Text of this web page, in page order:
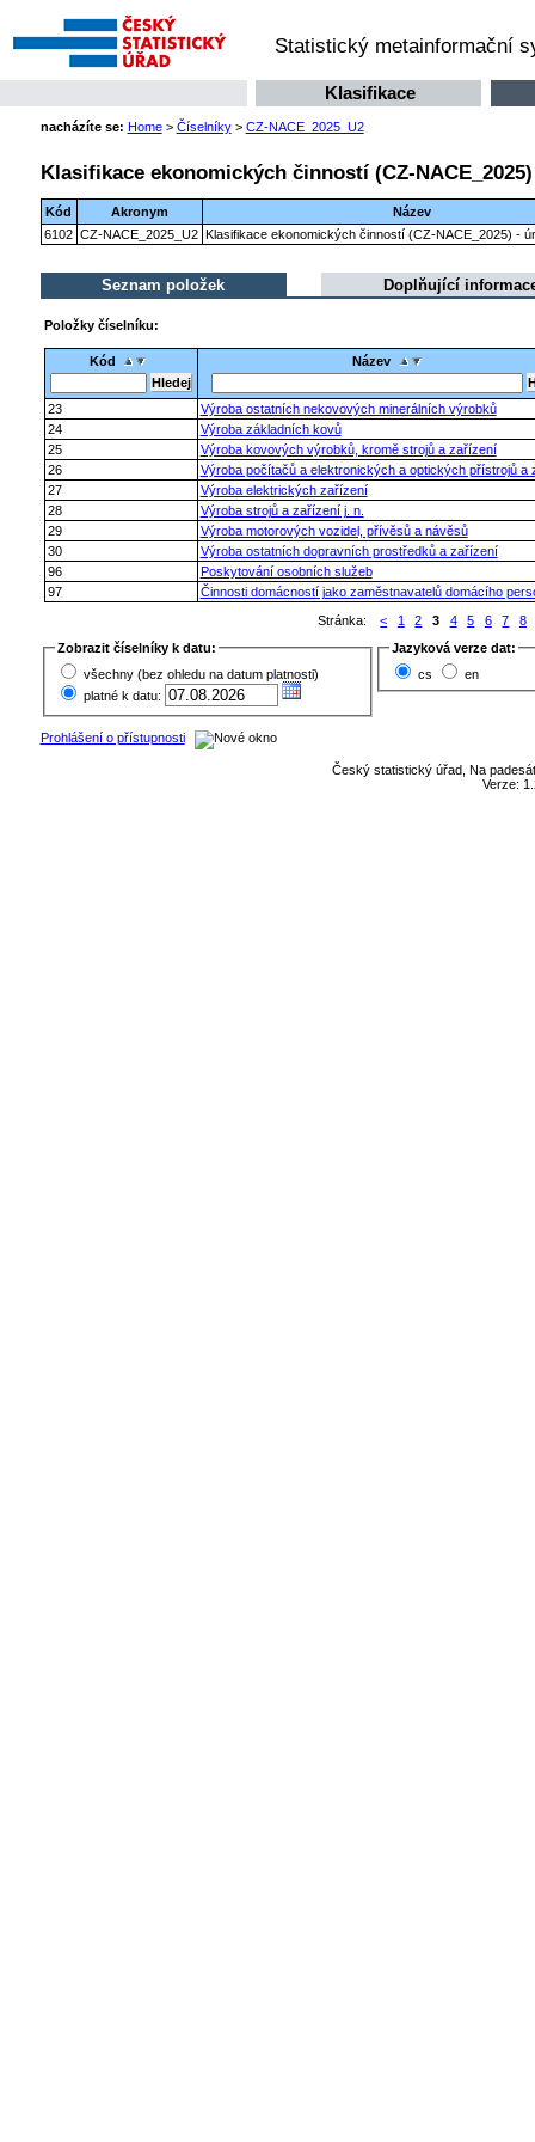
Statistický metainformační
Klasifikace
nacházíte se: Home> Číselníky> CZ-NACE_2025_U2
Klasifikace ekonomických činností (CZ-
Kód Akronym
Název
6102 CZ-NACE_2025_U2 Klasifikace ekonomických činností (CZ-NACE_2025) -
Seznam položek Doplňující
Položky číselníku:
Kód Název
23
Výroba ostatních nekovových minerálních výrobků
24
Výroba základních kovů
25
Výroba kovových výrobků, kromě strojů a zařízení
26
Výroba počítačů a elektronických a optických přístrojů a
27
Výroba elektrických zařízení
28
Výroba strojů a zařízení j. n.
29
Výroba motorových vozidel, přívěsů a návěsů
30
Výroba ostatních dopravních prostředků a zařízení
96
Poskytování osobních služeb
97
Činnosti domácností jako zaměstnavatelů domácího
Stránka:
< 1 2 3 4 5 6 7
8
Zobrazit číselníky k datu:
všechny (bez ohledu na datum platnosti)
platné k datu:
Jazyková verze dat:
cs
en
Prohlášení o přístupnosti
Český statistický úřad, Na
Verze: